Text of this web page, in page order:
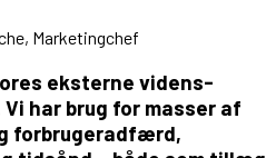
Marketingchef
eksterne videns-
har brug for masser af
forbrugeradfærd,